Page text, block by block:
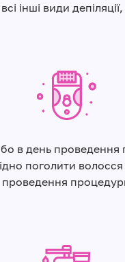
інші види
в день проведення
поголити
проведення